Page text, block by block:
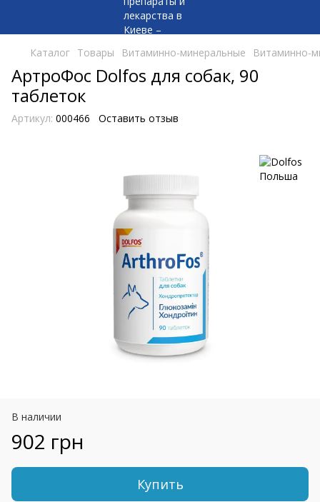
Каталог Товары Витаминно-минеральные Витаминно-
АртроФос Dolfos для собак, 90
таблеток
Артикул: 000466 Оставить отзыв
В наличии
902 грн
Купить